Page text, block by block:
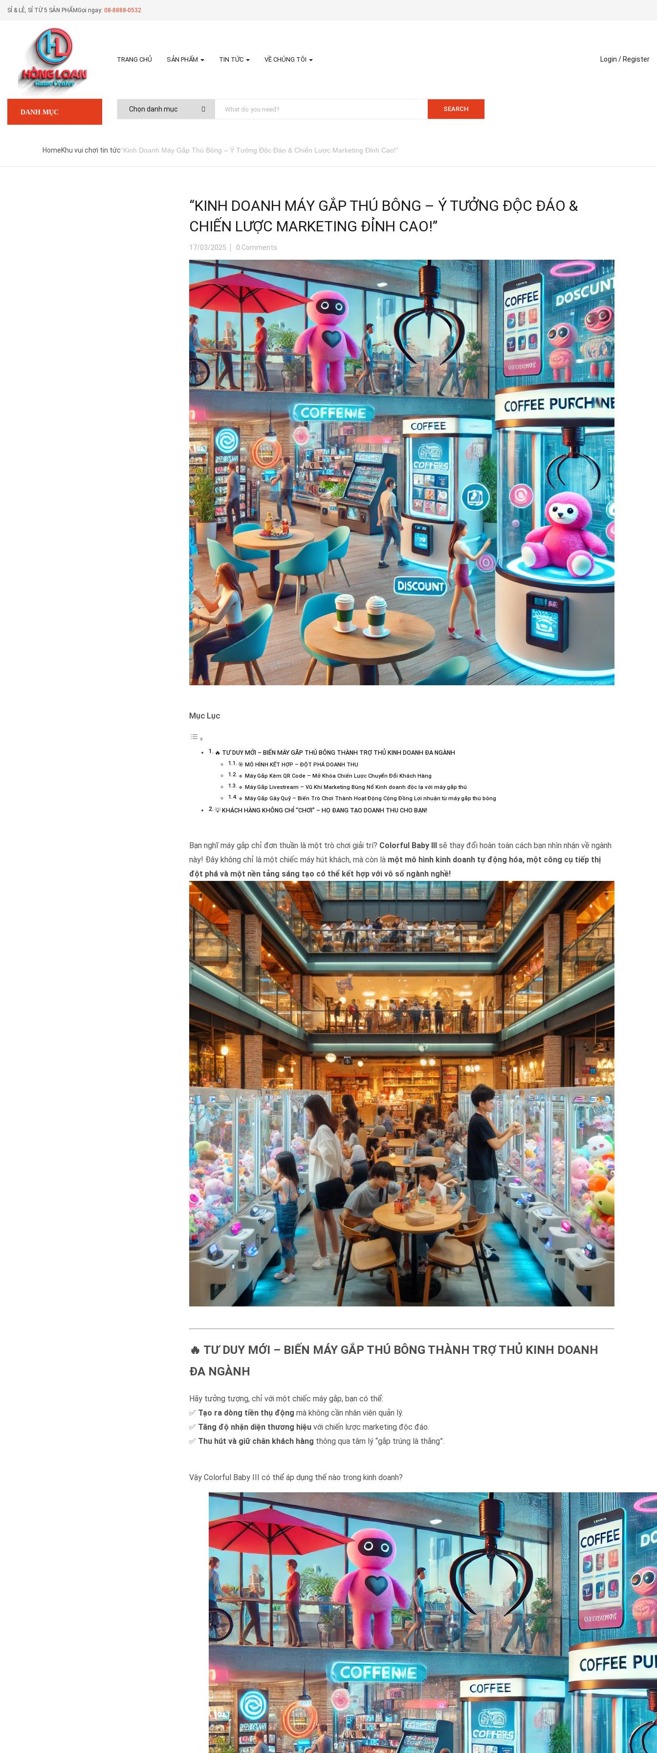
SỈ & LẺ, SỈ TỪ 5 SẢN PHẨM Gọi ngay: 08-8888-0532
TRANG CHỦ SẢN PHẨM TIN TỨC VỀ CHÚNG TÔI Login / Register
DANH MỤC SEARCH
HomeKhu vui chơi tin tức“Kinh Doanh Máy Gắp Thú Bông – Ý Tưởng Độc Đáo & Chiến Lược Marketing Đỉnh Cao!”
“KINH DOANH MÁY GẮP THÚ BÔNG – Ý TƯỞNG ĐỘC ĐÁO &
CHIẾN LƯỢC MARKETING ĐỈNH CAO!”
17/03/2025 0 Comments
Mục Lục
🔥 TƯ DUY MỚI – BIẾN MÁY GẮP THÚ BÔNG THÀNH TRỢ THỦ KINH DOANH ĐA NGÀNH
🎯 MÔ HÌNH KẾT HỢP – ĐỘT PHÁ DOANH THU
🔹 Máy Gắp Kèm QR Code – Mở Khóa Chiến Lược Chuyển Đổi Khách Hàng
🔹 Máy Gắp Livestream – Vũ Khí Marketing Bùng Nổ Kinh doanh độc lạ với máy gắp thú
🔹 Máy Gắp Gây Quỹ – Biến Trò Chơi Thành Hoạt Động Cộng Đồng Lợi nhuận từ máy gắp thú bông
💡 KHÁCH HÀNG KHÔNG CHỈ “CHƠI” – HỌ ĐANG TẠO DOANH THU CHO BẠN!
Bạn nghĩ máy gắp chỉ đơn thuần là một trò chơi giải trí? Colorful Baby III sẽ thay đổi hoàn toàn cách bạn nhìn nhận về ngành
này! Đây không chỉ là một chiếc máy hút khách, mà còn là một mô hình kinh doanh tự động hóa, một công cụ tiếp thị
đột phá và một nền tảng sáng tạo có thể kết hợp với vô số ngành nghề!
🔥 TƯ DUY MỚI – BIẾN MÁY GẮP THÚ BÔNG THÀNH TRỢ THỦ KINH DOANH
ĐA NGÀNH
Hãy tưởng tượng, chỉ với một chiếc máy gắp, bạn có thể:
✅ Tạo ra dòng tiền thụ động mà không cần nhân viên quản lý.
✅ Tăng độ nhận diện thương hiệu với chiến lược marketing độc đáo.
✅ Thu hút và giữ chân khách hàng thông qua tâm lý “gắp trúng là thắng”.
Vậy Colorful Baby III có thể áp dụng thế nào trong kinh doanh?